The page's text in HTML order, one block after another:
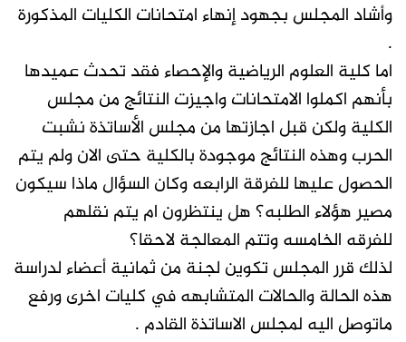
وأشاد المجلس بجهود إنهاء امتحانات الكليات المذكورة
.
اما كلية العلوم الرياضية والإحصاء فقد تحدث عميدها
بأنهم اكملوا الامتحانات واجيزت النتائج من مجلس
الكلية ولكن قبل اجازتها من مجلس الأساتذة نشبت
الحرب وهذه النتائج موجودة بالكلية حتى الان ولم يتم
الحصول عليها للفرقة الرابعه وكان السؤال ماذا سيكون
مصير هؤلاء الطلبه؟ هل ينتظرون ام يتم نقلهم
للفرقه الخامسه وتتم المعالجة لاحقا؟
لذلك قرر المجلس تكوين لجنة من ثمانية أعضاء لدراسة
هذه الحالة والحالات المتشابهه في كليات اخرى ورفع
ماتوصل اليه لمجلس الاساتذة القادم .